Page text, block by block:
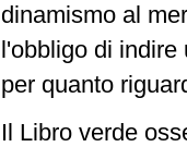
dinamismo al
l'obbligo di indire
per quanto
Il Libro verde